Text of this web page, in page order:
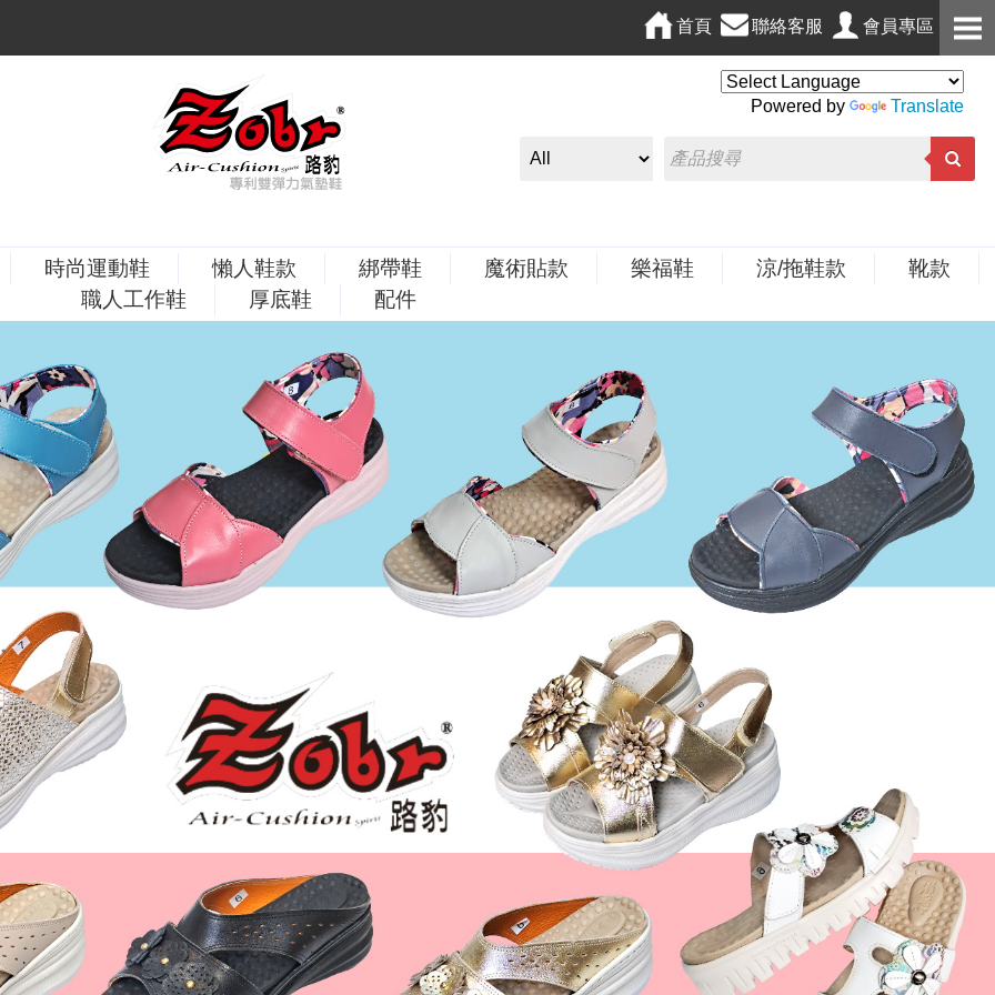
會員專區
聯絡客服
首頁
Powered by Translate
時尚運動鞋 懶人鞋款 綁帶鞋 魔術貼款 樂福鞋 涼/拖鞋款
靴款
職人工作鞋
厚底鞋 配件
t